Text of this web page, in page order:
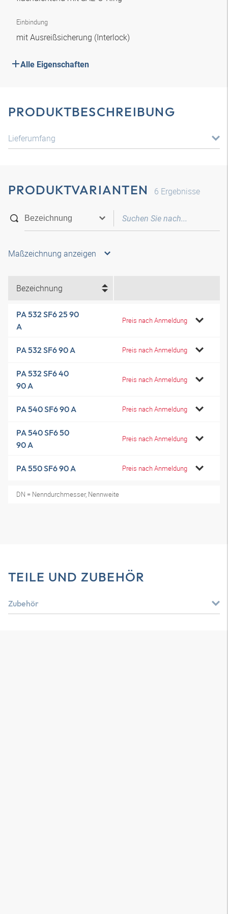
Einbindung
mit Ausreißsicherung (Interlock)
Alle Eigenschaften
PRODUKTBESCHREIBUNG
Lieferumfang
PRODUKTVARIANTEN 6 Ergebnisse
Maßzeichnung anzeigen
Bezeichnung
PA 532 SF6 25 90
A
Preis nach Anmeldung
PA 532 SF6 90 A Preis nach Anmeldung
PA 532 SF6 40
90 A
Preis nach Anmeldung
PA 540 SF6 90 A Preis nach Anmeldung
PA 540 SF6 50
90 A
Preis nach Anmeldung
PA 550 SF6 90 A Preis nach Anmeldung
DN = Nenndurchmesser, Nennweite
TEILE UND ZUBEHÖR
Zubehör